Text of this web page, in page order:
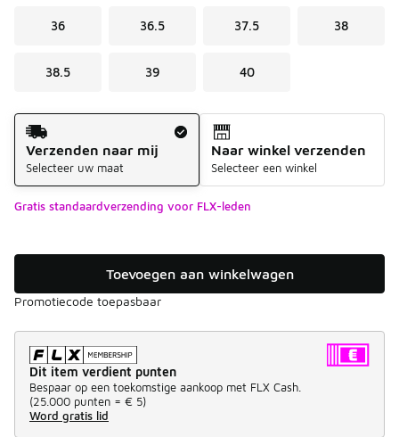
36 36.5 37.5 38
38.5 39 40
Verzendmethode
Verzenden naar mij
Selecteer uw maat
Naar winkel verzenden
Selecteer een winkel
Gratis standaardverzending voor FLX-leden
Toevoegen aan winkelwagen
Promotiecode toepasbaar
Dit item verdient punten
Bespaar op een toekomstige aankoop met FLX Cash.
(25.000 punten = € 5)
Word gratis lid